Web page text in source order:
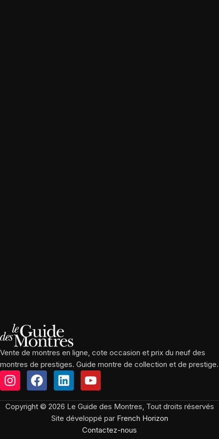
Vente de montres en ligne, cote occasion et prix du neuf des
montres de prestiges. Guide montre de collection et de prestige.
Copyright © 2026 Le Guide des Montres, Tout droits réservés
Site développé par French Horizon
Contactez-nous